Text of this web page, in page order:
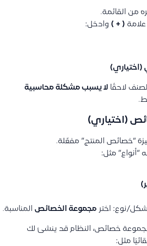
من القائمة.
( + ) وادخل:
(اختياري)
لاحقًا لا يسبب مشكلة محاسبية
“خصائص المنتج” مفعّلة.
“أنواع” مثل:
نوع: اختر مجموعة الخصائص المناسبة.
مجموعة خصائص، النظام قد ينشئ لك
مثل: